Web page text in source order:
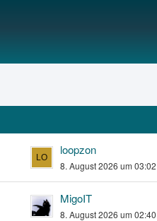
loopzon
8. August 2026 um 03:02
MigoIT
8. August 2026 um 02:40